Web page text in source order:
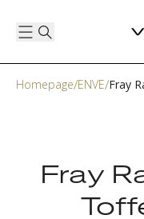
Homepage ENVE Fray
Fray